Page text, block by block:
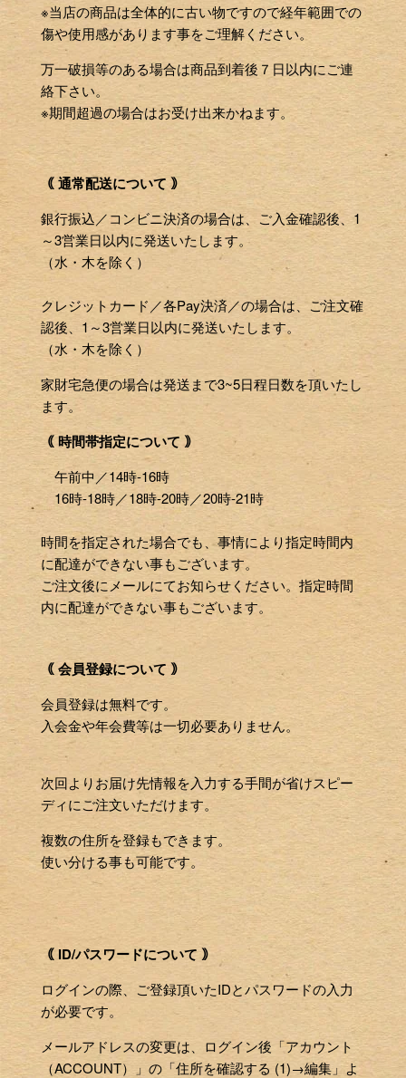
※当店の商品は全体的に古い物ですので経年範囲での
傷や使用感があります事をご理解ください。
万一破損等のある場合は商品到着後７日以内にご連
絡下さい。
※期間超過の場合はお受け出来かねます。
｟ 通常配送について ｠
銀行振込／コンビニ決済の場合は、ご入金確認後、1
～3営業日以内に発送いたします。
（水・木を除く）
クレジットカード／各Pay決済／の場合は、ご注文確
認後、1～3営業日以内に発送いたします。
（水・木を除く）
家財宅急便の場合は発送まで3~5日程日数を頂いたし
ます。
｟ 時間帯指定について ｠
午前中／14時-16時
16時-18時／18時-20時／20時-21時
時間を指定された場合でも、事情により指定時間内
に配達ができない事もございます。
ご注文後にメールにてお知らせください。指定時間
内に配達ができない事もございます。
｟ 会員登録について ｠
会員登録は無料です。
入会金や年会費等は一切必要ありません。
次回よりお届け先情報を入力する手間が省けスピー
ディにご注文いただけます。
複数の住所を登録もできます。
使い分ける事も可能です。
｟ ID/パスワードについて ｠
ログインの際、ご登録頂いたIDとパスワードの入力
が必要です。
メールアドレスの変更は、ログイン後「アカウント
（ACCOUNT）」の「住所を確認する (1)→編集」よ